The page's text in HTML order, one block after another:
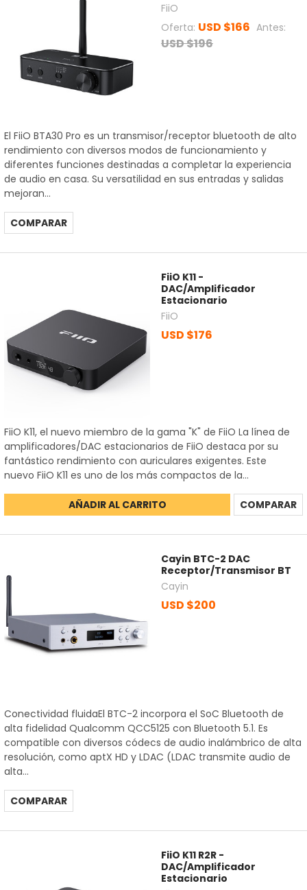
FiiO
Oferta: USD $166 Antes:
USD $196
El FiiO BTA30 Pro es un transmisor/receptor bluetooth de alto
rendimiento con diversos modos de funcionamiento y
diferentes funciones destinadas a completar la experiencia
de audio en casa. Su versatilidad en sus entradas y salidas
mejoran...
COMPARAR
FiiO K11 -
DAC/Amplificador
Estacionario
FiiO
USD $176
FiiO K11, el nuevo miembro de la gama "K" de FiiO La línea de
amplificadores/DAC estacionarios de FiiO destaca por su
fantástico rendimiento con auriculares exigentes. Este
nuevo FiiO K11 es uno de los más compactos de la...
AÑADIR AL CARRITO COMPARAR
Cayin BTC-2 DAC
Receptor/Transmisor BT
Cayin
USD $200
Conectividad fluidaEl BTC-2 incorpora el SoC Bluetooth de
alta fidelidad Qualcomm QCC5125 con Bluetooth 5.1. Es
compatible con diversos códecs de audio inalámbrico de alta
resolución, como aptX HD y LDAC (LDAC transmite audio de
alta...
COMPARAR
FiiO K11 R2R -
DAC/Amplificador
Estacionario